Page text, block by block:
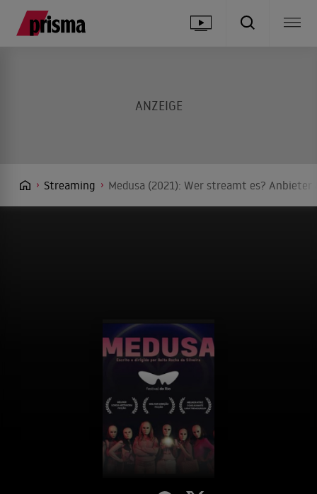
Streaming Medusa (2021): Wer streamt es? Anbieter